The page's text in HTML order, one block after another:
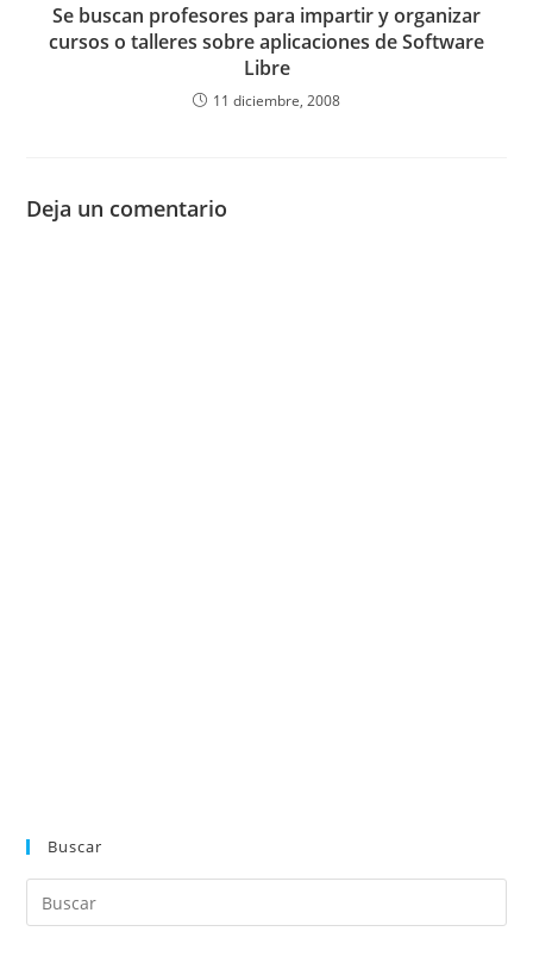
Se buscan profesores para impartir y organizar
cursos o talleres sobre aplicaciones de Software
Libre
11 diciembre, 2008
Deja un comentario
Buscar